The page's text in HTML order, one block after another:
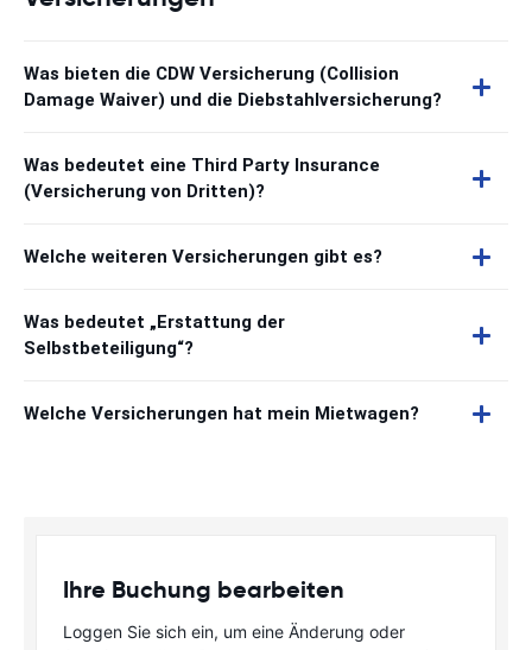
Was bieten die CDW Versicherung (Collision
Damage Waiver) und die Diebstahlversicherung?
Was bedeutet eine Third Party Insurance
(Versicherung von Dritten)?
Welche weiteren Versicherungen gibt es?
Was bedeutet „Erstattung der
Selbstbeteiligung“?
Welche Versicherungen hat mein Mietwagen?
Ihre Buchung bearbeiten
Loggen Sie sich ein, um eine Änderung oder